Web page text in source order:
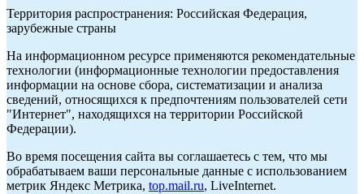
Территория распространения: Российская Федерация,
зарубежные страны
На информационном ресурсе применяются рекомендательные
технологии (информационные технологии предоставления
информации на основе сбора, систематизации и анализа
сведений, относящихся к предпочтениям пользователей сети
"Интернет", находящихся на территории Российской
Федерации).
Во время посещения сайта вы соглашаетесь с тем, что мы
обрабатываем ваши персональные данные с использованием
метрик Яндекс Метрика, top.mail.ru, LiveInternet.